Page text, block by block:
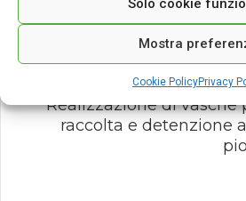
Solo cookie
Mostra
Cookie PolicyPrivacy
Realizzazione di vasche
raccolta e detenzione